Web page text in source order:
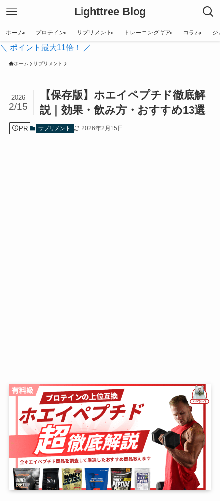
Lighttree Blog
ホーム プロテイン サプリメント トレーニングギア コラム ジ
＼ ポイント最大11倍！ ／
ホーム サプリメント
【保存版】ホエイペプチド徹底解
説｜効果・飲み方・おすすめ13選
2026
2/15
PR サプリメント 2026年2月15日